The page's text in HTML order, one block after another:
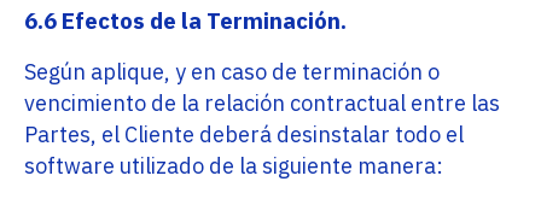
6.6 Efectos de la Terminación.
Según aplique, y en caso de terminación o
vencimiento de la relación contractual entre las
Partes, el Cliente deberá desinstalar todo el
software utilizado de la siguiente manera: